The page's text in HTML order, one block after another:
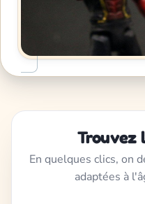
Trouvez
En quelques clics, on
adaptées à